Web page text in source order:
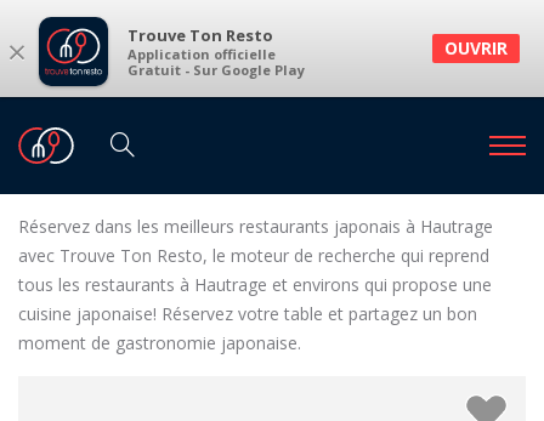
× Trouve Ton Resto
Application officielle
Gratuit - Sur Google Play
OUVRIR
Restaurants
Restaurants japonais à Hautrage et environs
Réservez dans les meilleurs restaurants japonais à Hautrage
avec Trouve Ton Resto, le moteur de recherche qui reprend
tous les restaurants à Hautrage et environs qui propose une
cuisine japonaise! Réservez votre table et partagez un bon
moment de gastronomie japonaise.